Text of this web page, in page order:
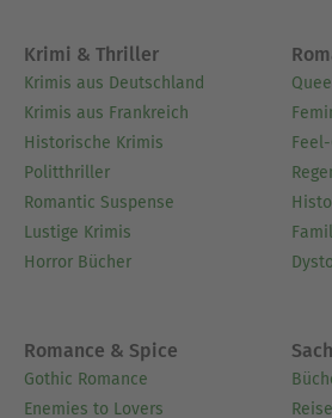
Krimi & Thriller
Krimis aus Deutschland
Krimis aus Frankreich
Historische Krimis
Politthriller
Romantic Suspense
Lustige Krimis
Horror Bücher
Romance & Spice
Gothic Romance
Enemies to Lovers